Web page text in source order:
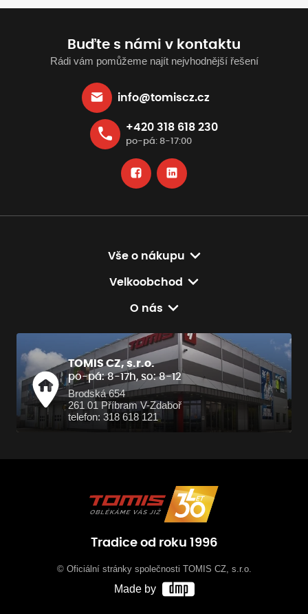
Buďte s námi v kontaktu
Rádi vám pomůžeme najít nejvhodnější řešení
info@tomiscz.cz
+420 318 618 230
po-pá: 8-17:00
Vše o nákupu
Velkoobchod
O nás
TOMIS CZ, s.r.o.
po-pá: 8-17h, so: 8-12
Brodská 654
261 01 Příbram V-Zdaboř
telefon: 318 618 121
Tradice od roku 1996
© Oficiální stránky společnosti TOMIS CZ, s.r.o.
Made by